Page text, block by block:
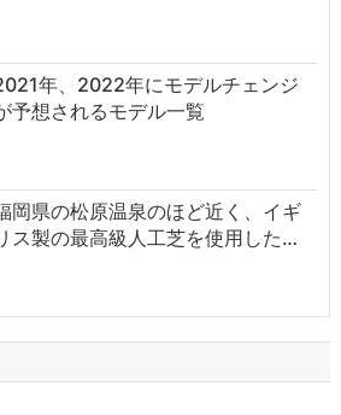
年、2022年にモデルチェンジ
予想されるモデル一覧
岡県の松原温泉のほど近く、イギ
ス製の最高級人工芝を使用した…